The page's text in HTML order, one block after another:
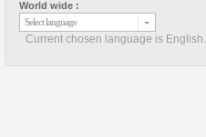
World wide :
Select language
Current chosen language is English.